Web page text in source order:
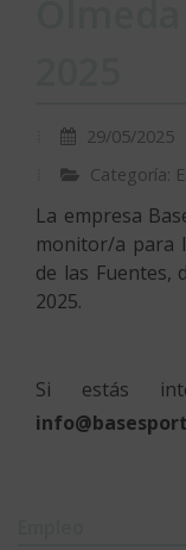
29/05/2025
Categoría:
La empresa
monitor/a para
de las Fuentes,
2025.
Si estás